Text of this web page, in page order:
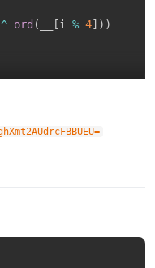
^ ord ( [i % 4] ) )